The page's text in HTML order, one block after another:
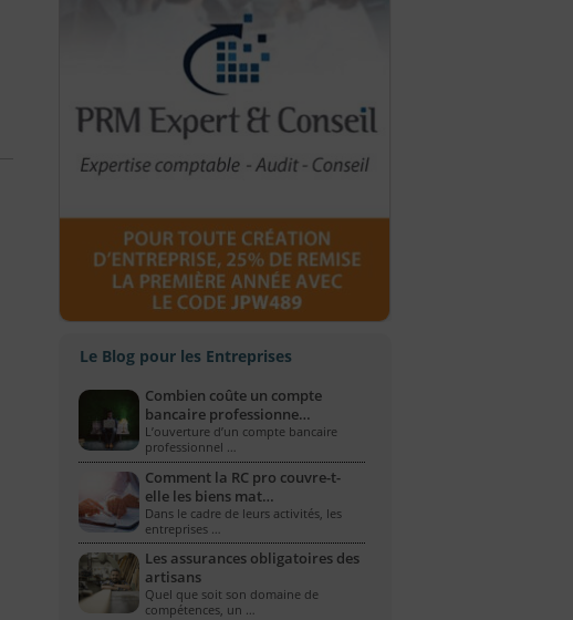
Le Blog pour les Entreprises
Combien coûte un compte
bancaire professionne…
L’ouverture d’un compte bancaire
professionnel …
Comment la RC pro couvre-t-
elle les biens mat…
Dans le cadre de leurs activités, les
entreprises …
Les assurances obligatoires des
artisans
Quel que soit son domaine de
compétences, un …